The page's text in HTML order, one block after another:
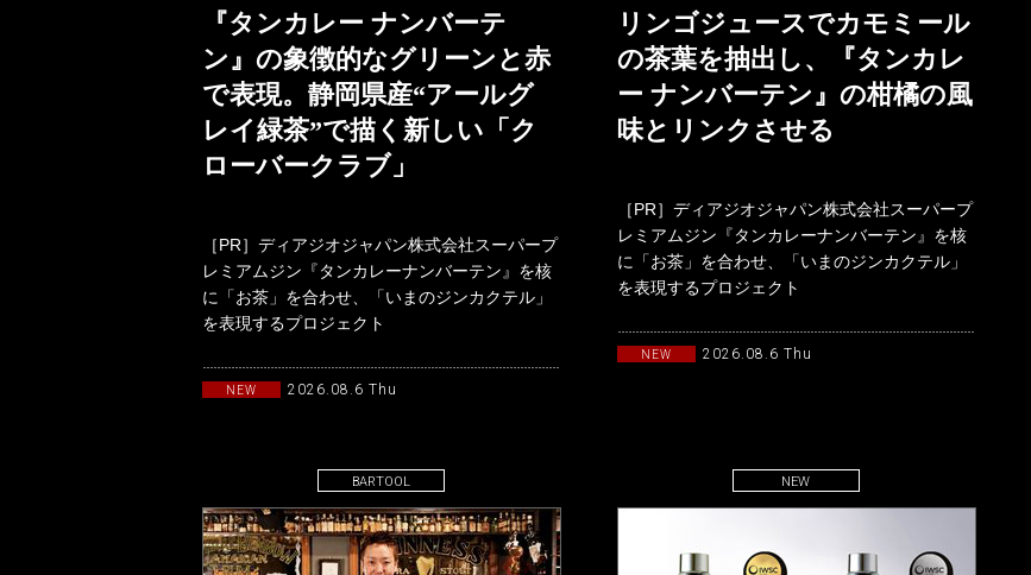
『タンカレー ナンバーテ
ン』の象徴的なグリーンと赤
で表現。静岡県産“アールグ
レイ緑茶”で描く新しい「ク
ローバークラブ」
［PR］ディアジオジャパン株式会社スーパープ
レミアムジン『タンカレーナンバーテン』を核
に「お茶」を合わせ、「いまのジンカクテル」
を表現するプロジェクト
NEW 2026.08.6 Thu
リンゴジュースでカモミール
の茶葉を抽出し、『タンカレ
ー ナンバーテン』の柑橘の風
味とリンクさせる
［PR］ディアジオジャパン株式会社スーパープ
レミアムジン『タンカレーナンバーテン』を核
に「お茶」を合わせ、「いまのジンカクテル」
を表現するプロジェクト
NEW 2026.08.6 Thu
BARTOOL NEW